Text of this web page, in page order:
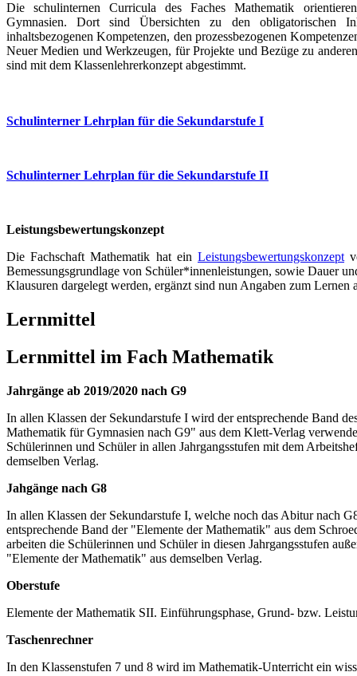
Die schulinternen Curricula des Faches Mathematik
Gymnasien. Dort sind Übersichten zu den obligatorischen
inhaltsbezogenen Kompetenzen, den prozessbezogenen
Neuer Medien und Werkzeugen, für Projekte und Bezüge zu
sind mit dem Klassenlehrerkonzept abgestimmt.
Schulinterner Lehrplan für die Sekundarstufe I
Schulinterner Lehrplan für die Sekundarstufe II
Leistungsbewertungskonzept
Die Fachschaft Mathematik hat ein Leistungsbewertungskonzept
Bemessungsgrundlage von Schüler*innenleistungen, sowie Dauer
Klausuren dargelegt werden, ergänzt sind nun Angaben zum Lernen
Lernmittel
Lernmittel im Fach Mathematik
Jahrgänge ab 2019/2020 nach G9
In allen Klassen der Sekundarstufe I wird der entsprechende Band
Mathematik für Gymnasien nach G9" aus dem Klett-Verlag
Schülerinnen und Schüler in allen Jahrgangsstufen mit dem
demselben Verlag.
Jahgänge nach G8
In allen Klassen der Sekundarstufe I, welche noch das Abitur nach
entsprechende Band der "Elemente der Mathematik" aus dem
arbeiten die Schülerinnen und Schüler in diesen Jahrgangsstufen
"Elemente der Mathematik" aus demselben Verlag.
Oberstufe
Elemente der Mathematik SII. Einführungsphase, Grund- bzw.
Taschenrechner
In den Klassenstufen 7 und 8 wird im Mathematik-Unterricht ein